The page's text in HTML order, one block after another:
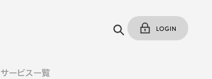
サービス一覧